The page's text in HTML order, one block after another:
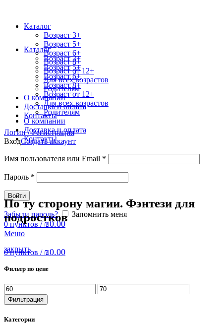
Каталог
Возраст 3+
Возраст 5+
Возраст 6+
Возраст 8+
Возраст от 12+
Для всех возрастов
Родителям
О компании
Доставка и оплата
Контакты
Логин / Регистрация
ВходСоздать аккаунт
Имя пользователя или Email *
Пароль *
Войти
Забыли пароль?
Запомнить меня
0пунктов / ₪0.00
Меню
0пунктов / ₪0.00
Каталог
Возраст 3+
Возраст 5+
Возраст 6+
Возраст 8+
Возраст от 12+
Для всех возрастов
Родителям
О компании
Доставка и оплата
Контакты
По ту сторону магии. Фэнтези для
подростков
закрыть
Фильтр по цене
Минимальная
цена
Максимальная
цена
Фильтрация
Категории